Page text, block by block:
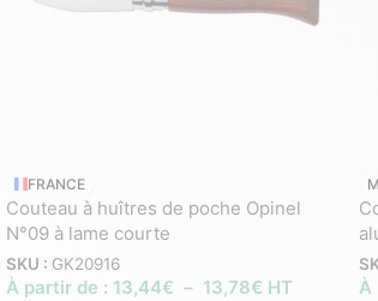
FRANCE
Couteau à huîtres de poche Opinel
N°09 à lame courte
SKU : GK20916
À partir de : 13,44€ – 13,78€ HT À